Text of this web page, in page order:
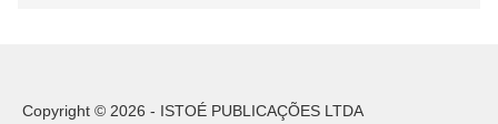
Copyright © 2026 - ISTOÉ PUBLICAÇÕES LTDA